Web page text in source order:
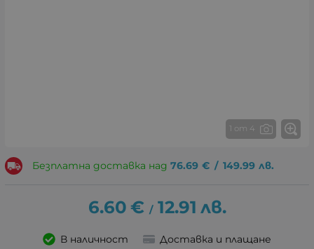
1 от 4
Безплатна доставка над 76.69 € / 149.99 лв.
6.60 € / 12.91 лв.
В наличност Доставка и плащане